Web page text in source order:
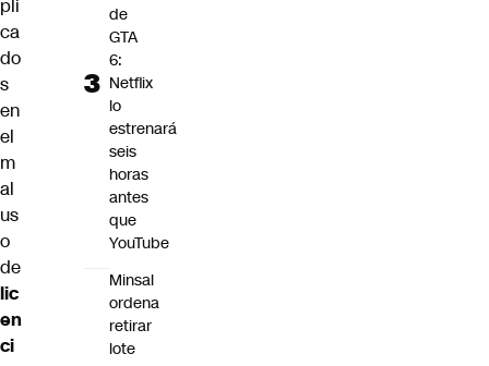
pli
ca
do
s
en
el
m
al
us
o
de
lic
en
ci
de
GTA
6:
Netflix
lo
estrenará
seis
horas
antes
que
YouTube
Minsal
ordena
retirar
lote